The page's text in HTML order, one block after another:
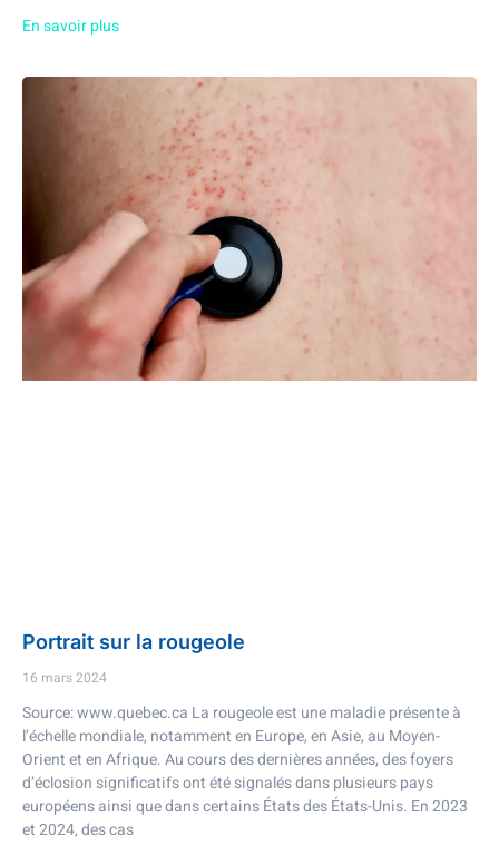
En savoir plus
Portrait sur la rougeole
16 mars 2024
Source: www.quebec.ca La rougeole est une maladie présente à
l’échelle mondiale, notamment en Europe, en Asie, au Moyen-
Orient et en Afrique. Au cours des dernières années, des foyers
d’éclosion significatifs ont été signalés dans plusieurs pays
européens ainsi que dans certains États des États-Unis. En 2023
et 2024, des cas